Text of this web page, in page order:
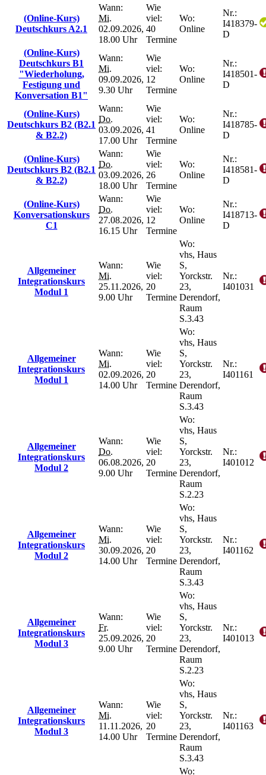
(Online-Kurs)
Deutschkurs A2.1
Wann:
Mi.
02.09.2026,
18.00 Uhr
Wie
viel:
40
Termine
Wo:
Online
Nr.:
I418379-
D
(Online-Kurs)
Deutschkurs B1
"Wiederholung,
Festigung und
Konversation B1"
Wann:
Mi.
09.09.2026,
9.30 Uhr
Wie
viel:
12
Termine
Wo:
Online
Nr.:
I418501-
D
(Online-Kurs)
Deutschkurs B2 (B2.1
& B2.2)
Wann:
Do.
03.09.2026,
17.00 Uhr
Wie
viel:
41
Termine
Wo:
Online
Nr.:
I418785-
D
(Online-Kurs)
Deutschkurs B2 (B2.1
& B2.2)
Wann:
Do.
03.09.2026,
18.00 Uhr
Wie
viel:
26
Termine
Wo:
Online
Nr.:
I418581-
D
(Online-Kurs)
Konversationskurs
C1
Wann:
Do.
27.08.2026,
16.15 Uhr
Wie
viel:
12
Termine
Wo:
Online
Nr.:
I418713-
D
Allgemeiner
Integrationskurs
Modul 1
Wann:
Mi.
25.11.2026,
9.00 Uhr
Wie
viel:
20
Termine
Wo:
vhs, Haus
S,
Yorckstr.
23,
Derendorf,
Raum
S.3.43
Nr.:
I401031
Allgemeiner
Integrationskurs
Modul 1
Wann:
Mi.
02.09.2026,
14.00 Uhr
Wie
viel:
20
Termine
Wo:
vhs, Haus
S,
Yorckstr.
23,
Derendorf,
Raum
S.3.43
Nr.:
I401161
Allgemeiner
Integrationskurs
Modul 2
Wann:
Do.
06.08.2026,
9.00 Uhr
Wie
viel:
20
Termine
Wo:
vhs, Haus
S,
Yorckstr.
23,
Derendorf,
Raum
S.2.23
Nr.:
I401012
Allgemeiner
Integrationskurs
Modul 2
Wann:
Mi.
30.09.2026,
14.00 Uhr
Wie
viel:
20
Termine
Wo:
vhs, Haus
S,
Yorckstr.
23,
Derendorf,
Raum
S.3.43
Nr.:
I401162
Allgemeiner
Integrationskurs
Modul 3
Wann:
Fr.
25.09.2026,
9.00 Uhr
Wie
viel:
20
Termine
Wo:
vhs, Haus
S,
Yorckstr.
23,
Derendorf,
Raum
S.2.23
Nr.:
I401013
Allgemeiner
Integrationskurs
Modul 3
Wann:
Mi.
11.11.2026,
14.00 Uhr
Wie
viel:
20
Termine
Wo:
vhs, Haus
S,
Yorckstr.
23,
Derendorf,
Raum
S.3.43
Nr.:
I401163
Wo: